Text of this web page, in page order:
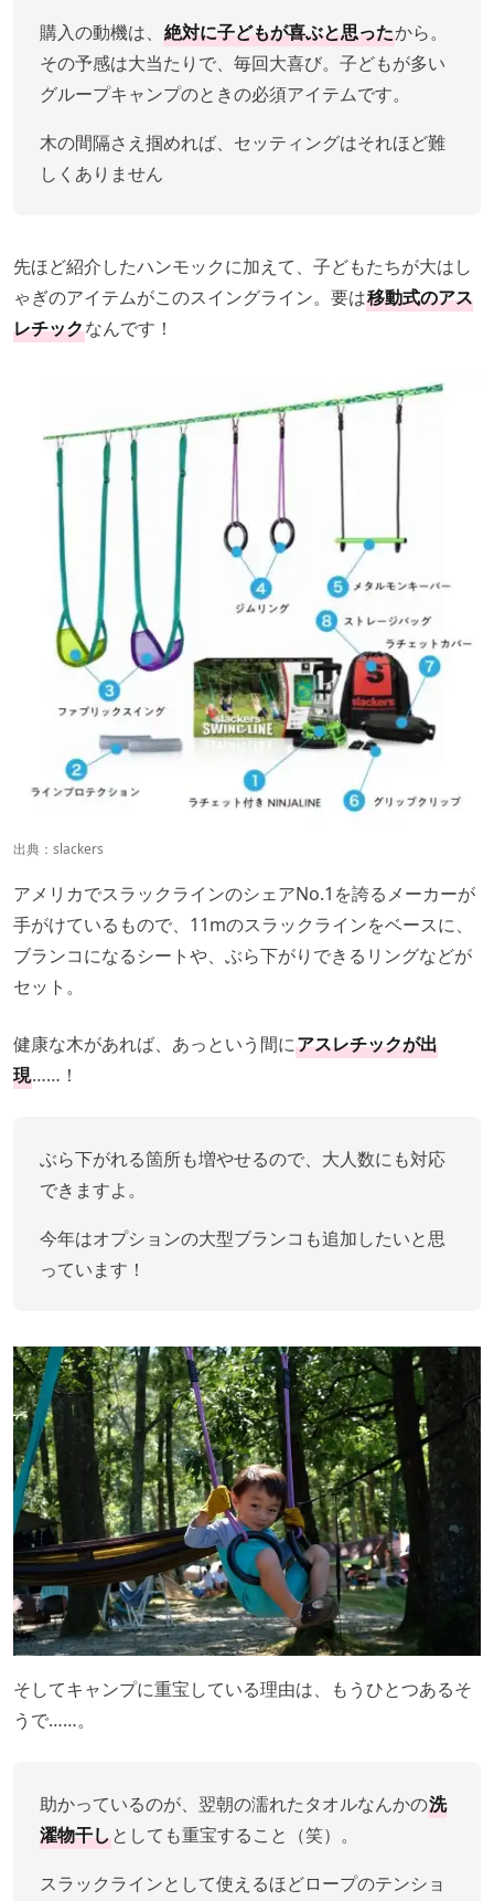
購入の動機は、 絶対に子どもが喜ぶと思ったから。
その予感は大当たりで、毎回大喜び。子どもが多い
グループキャンプのときの必須アイテムです。
木の間隔さえ掴めれば、セッティングはそれほど難
しくありません
先ほど紹介したハンモックに加えて、子どもたちが大はし
ゃぎのアイテムがこのスイングライン。要は移動式のアス
レチックなんです！
出典： slackers
アメリカでスラックラインのシェアNo.1を誇るメーカーが
手がけているもので、11mのスラックラインをベースに、
ブランコになるシートや、ぶら下がりできるリングなどが
セット。
健康な木があれば、あっという間にアスレチックが出
現……！
ぶら下がれる箇所も増やせるので、大人数にも対応
できますよ。
今年はオプションの大型ブランコも追加したいと思
っています！
そしてキャンプに重宝している理由は、もうひとつあるそ
うで……。
助かっているのが、翌朝の濡れたタオルなんかの洗
濯物干しとしても重宝すること（笑）。
スラックラインとして使えるほどロープのテンショ